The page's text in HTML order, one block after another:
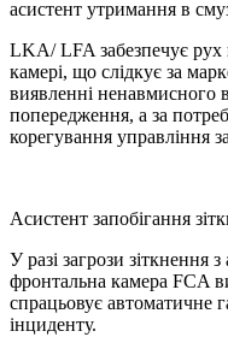
асистент утримання в
LKA/ LFA забезпечує рух
камері, що слідкує за
виявленні ненавмисного
попередження, а за
корегування управління
Асистент запобігання
У разі загрози зіткнення
фронтальна камера FCA
спрацьовує автоматичне
інциденту.